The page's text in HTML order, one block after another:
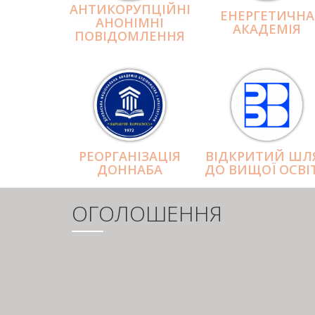
АНТИКОРУПЦІЙНІ
АНОНІМНІ
ПОВІДОМЛЕННЯ
ЕНЕРГЕТИЧНА
АКАДЕМІЯ
РЕОРГАНІЗАЦІЯ
ДОННАБА
ВІДКРИТИЙ
ДО ВИЩОЇ
ОГОЛОШЕННЯ